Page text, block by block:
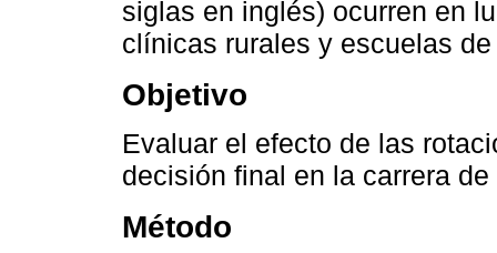
siglas en inglés) ocurren en
clínicas rurales y escuelas
Objetivo
Evaluar el efecto de las
decisión final en la carrera
Método